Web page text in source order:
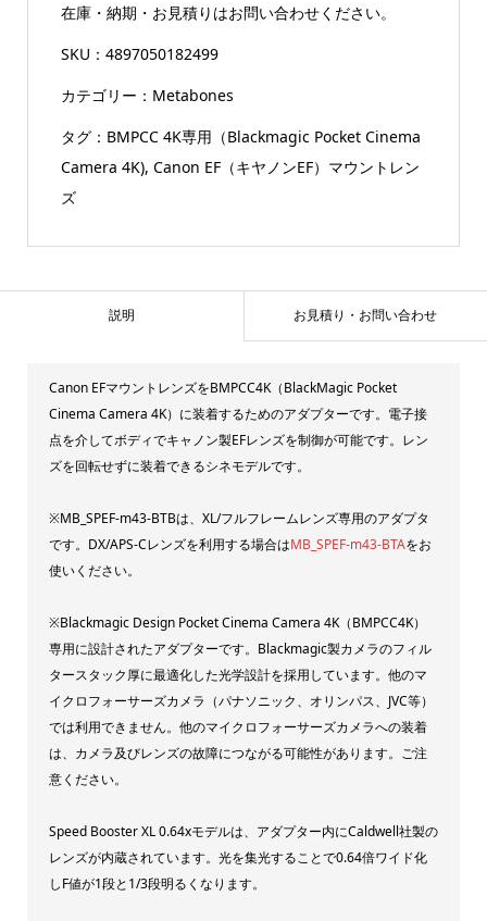
在庫・納期・お見積りはお問い合わせください。
SKU： 4897050182499
カテゴリー： Metabones
タグ： BMPCC 4K専用（Blackmagic Pocket Cinema
Camera 4K), Canon EF（キヤノンEF）マウントレン
ズ
説明 お見積り・お問い合わせ
Canon EFマウントレンズをBMPCC4K（BlackMagic Pocket
Cinema Camera 4K）に装着するためのアダプターです。電子接
点を介してボディでキャノン製EFレンズを制御が可能です。レン
ズを回転せずに装着できるシネモデルです。
※MB_SPEF-m43-BTBは、XL/フルフレームレンズ専用のアダプタ
です。DX/APS-Cレンズを利用する場合はMB_SPEF-m43-BTAをお
使いください。
※Blackmagic Design Pocket Cinema Camera 4K（BMPCC4K）
専用に設計されたアダプターです。Blackmagic製カメラのフィル
タースタック厚に最適化した光学設計を採用しています。他のマ
イクロフォーサーズカメラ（パナソニック、オリンパス、JVC等）
では利用できません。他のマイクロフォーサーズカメラへの装着
は、カメラ及びレンズの故障につながる可能性があります。ご注
意ください。
Speed Booster XL 0.64xモデルは、アダプター内にCaldwell社製の
レンズが内蔵されています。光を集光することで0.64倍ワイド化
しF値が1段と1/3段明るくなります。